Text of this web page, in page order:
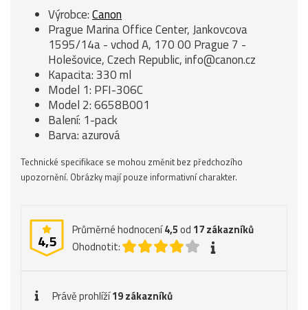
Výrobce:Canon
Prague Marina Office Center, Jankovcova
1595/14a - vchod A, 170 00 Prague 7 -
Holešovice, Czech Republic, info@canon.cz
Kapacita: 330 ml
Model 1: PFI-306C
Model 2: 6658B001
Balení: 1-pack
Barva: azurová
Technické specifikace se mohou změnit bez předchozího
upozornění. Obrázky mají pouze informativní charakter.
4,5
Průměrné hodnocení4,5od 17zákazníků
Ohodnotit:
Právě prohlíží19 zákazníků